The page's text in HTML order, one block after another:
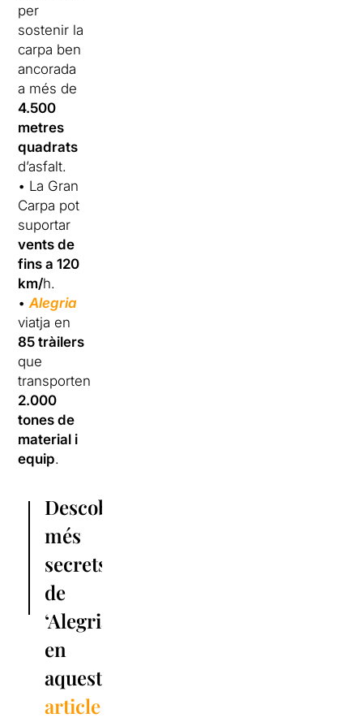
per
sostenir la
carpa ben
ancorada
a més de
4.500
metres
quadrats
d’asfalt.
• La Gran
Carpa pot
suportar
vents de
fins a 120
km/h.
•Alegria
viatja en
85 tràilers
que
transporten
2.000
tones de
material i
equip.
Descobreix
més
secrets
de
‘Alegria’
en
aquest
article